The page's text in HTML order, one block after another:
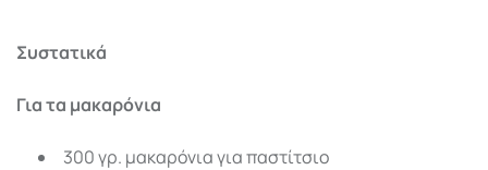
Συστατικά
Για τα μακαρόνια
300 γρ. μακαρόνια για παστίτσιο